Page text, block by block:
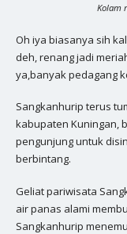
Kolam
Oh iya biasanya sih
deh, renang jadi
ya,banyak pedagang
Sangkanhurip terus
kabupaten Kuningan,
pengunjung untuk
berbintang.
Geliat pariwisata
air panas alami
Sangkanhurip